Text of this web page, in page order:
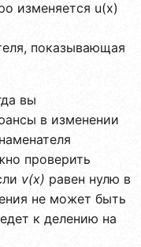
изменяется u(x)
показывающая
вы
в изменении
проверить
v(x) равен нулю в
не может быть
к делению на